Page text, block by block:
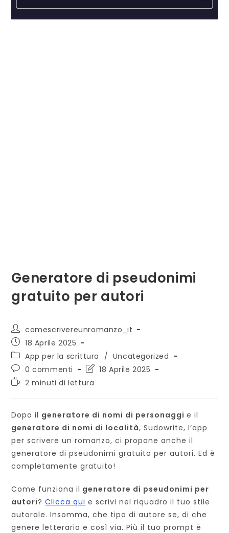
Generatore di pseudonimi
gratuito per autori
Autore
dell'articolo:
comescrivereunromanzo_it
Articolo
pubblicato:
18 Aprile 2025
Categoria
dell'articolo:
App per la scrittura / Uncategorized
Commenti
dell'articolo:
0 commenti
Ultima
modifica
dell'articolo:
18 Aprile 2025
Tempo2 minuti di lettura
Dopo il generatore di nomi di personaggie il
generatore di nomi di località, Sudowrite, l’app
per scrivere un romanzo, ci propone anche il
generatore di pseudonimi gratuito per autori. Ed è
completamente gratuito!
Come funziona il generatore di pseudonimi per
autori?Clicca qui e scrivi nel riquadro il tuo stile
autorale. Insomma, che tipo di autore se, di che
genere letterario e così via. Più il tuo prompt è